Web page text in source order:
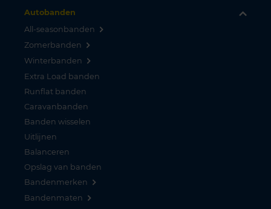
Autobanden
All-seasonbanden
Zomerbanden
Winterbanden
Extra Load banden
Runflat banden
Caravanbanden
Banden wisselen
Uitlijnen
Balanceren
Opslag van banden
Bandenmerken
Bandenmaten